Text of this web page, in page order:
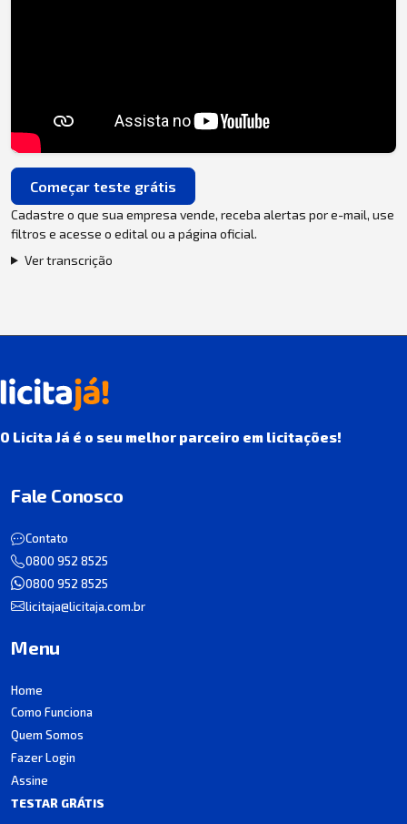
Começar teste grátis
Cadastre o que sua empresa vende, receba alertas por e-mail, use
filtros e acesse o edital ou a página oficial.
Ver transcrição
O Licita Já é o seu melhor parceiro em licitações!
Fale Conosco
Contato
0800 952 8525
0800 952 8525
licitaja@licitaja.com.br
Menu
Home
Como Funciona
Quem Somos
Fazer Login
Assine
TESTAR GRÁTIS